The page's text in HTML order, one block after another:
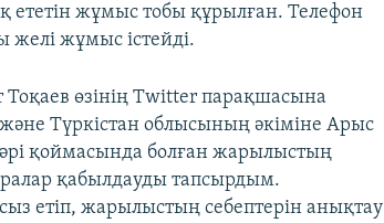
ететін жұмыс тобы құрылған. Телефон
желі жұмыс істейді.
өзінің Twitter парақшасына
Түркістан облысының әкіміне Арыс
қоймасында болған жарылыстың
қабылдауды тапсырдым.
етіп, жарылыстың себептерін анықтау